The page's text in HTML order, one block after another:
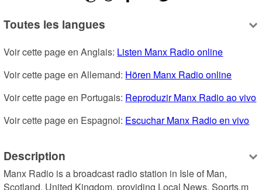
Toutes les langues
Voir cette page en Anglais: Listen Manx Radio online
Voir cette page en Allemand: Hören Manx Radio online
Voir cette page en Portugais: Reproduzir Manx Radio ao vivo
Voir cette page en Espagnol: Escuchar Manx Radio en vivo
Description
Manx Radio is a broadcast radio station in Isle of Man,
Scotland, United Kingdom, providing Local News, Soorts,m